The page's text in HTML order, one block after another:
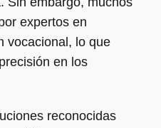
expertos en
vocacional, lo que
en los
reconocidas